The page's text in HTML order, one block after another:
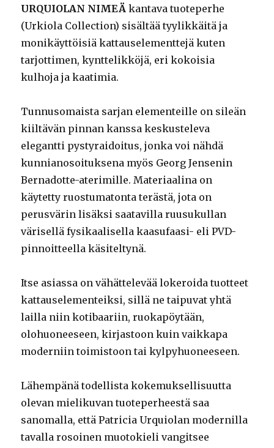
URQUIOLAN NIMEÄkantava tuoteperhe
(Urkiola Collection) sisältää tyylikkäitä ja
monikäyttöisiä kattauselementtejä kuten
tarjottimen, kynttelikköjä, eri kokoisia
kulhoja ja kaatimia.
Tunnusomaista sarjan elementeille on sileän
kiiltävän pinnan kanssa keskusteleva
elegantti pystyraidoitus, jonka voi nähdä
kunnianosoituksena myös Georg Jensenin
Bernadotte-aterimille. Materiaalina on
käytetty ruostumatonta terästä, jota on
perusvärin lisäksi saatavilla ruusukullan
värisellä fysikaalisella kaasufaasi- eli PVD-
pinnoitteella käsiteltynä.
Itse asiassa on vähättelevää lokeroida tuotteet
kattauselementeiksi, sillä ne taipuvat yhtä
lailla niin kotibaariin, ruokapöytään,
olohuoneeseen, kirjastoon kuin vaikkapa
moderniin toimistoon tai kylpyhuoneeseen.
Lähempänä todellista kokemuksellisuutta
olevan mielikuvan tuoteperheestä saa
sanomalla, että Patricia Urquiolan modernilla
tavalla rosoinen muotokieli vangitsee